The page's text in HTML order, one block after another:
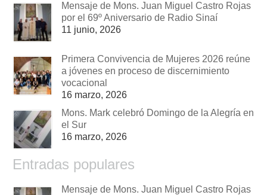
Mensaje de Mons. Juan Miguel Castro Rojas
por el 69º Aniversario de Radio Sinaí
11 junio, 2026
Primera Convivencia de Mujeres 2026 reúne
a jóvenes en proceso de discernimiento
vocacional
16 marzo, 2026
Mons. Mark celebró Domingo de la Alegría en
el Sur
16 marzo, 2026
Entradas populares
Mensaje de Mons. Juan Miguel Castro Rojas